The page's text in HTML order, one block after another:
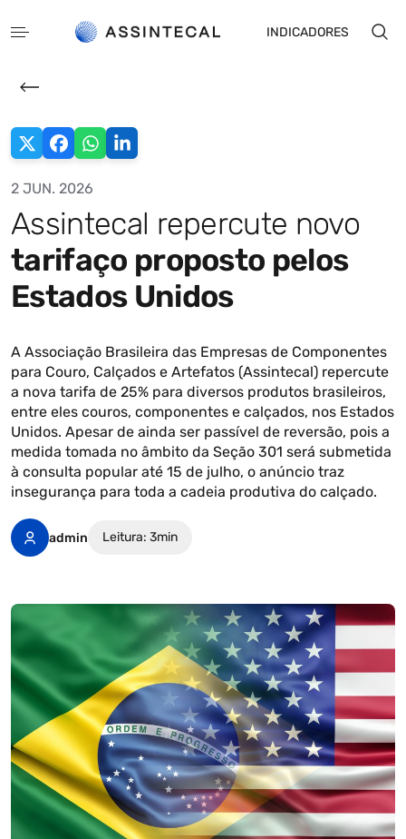
EN ES
INDICADORES
2 JUN. 2026
Assintecal repercute novo
tarifaço proposto pelos
Estados Unidos
A Associação Brasileira das Empresas de Componentes
para Couro, Calçados e Artefatos (Assintecal) repercute
a nova tarifa de 25% para diversos produtos brasileiros,
entre eles couros, componentes e calçados, nos Estados
Unidos. Apesar de ainda ser passível de reversão, pois a
medida tomada no âmbito da Seção 301 será submetida
à consulta popular até 15 de julho, o anúncio traz
insegurança para toda a cadeia produtiva do calçado.
admin Leitura: 3min